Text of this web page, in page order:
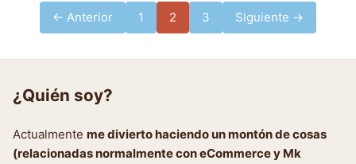
Paginación
← Anterior 1 2 3 Siguiente →
¿Quién soy?
Actualmente me divierto haciendo un montón de cosas
(relacionadas normalmente con eCommerce y Mk